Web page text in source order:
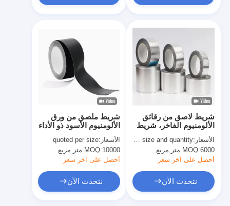
معلومات عنا
جولة في المعمل
اتصل بنا
شريط عازل لاصق
شريط عزل قماش زجاجي
شريط ملصق من ورق
الألومنيوم الأسود ذو الأداء
العالي
الأسعار:quoted per size
MOQ:10000 متر مربع
أحصل على آخر سعر
نتحدث الآن
شريط لاصق من رقائق
الألومنيوم الفاخر، شريط
رقائق HVAC
الأسعار:basing size and quantity
MOQ:6000 متر مربع
أحصل على آخر سعر
نتحدث الآن